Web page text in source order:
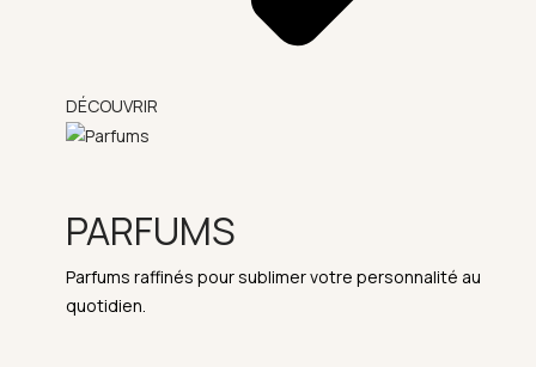
DÉCOUVRIR
PARFUMS
Parfums raffinés pour sublimer votre personnalité au
quotidien.